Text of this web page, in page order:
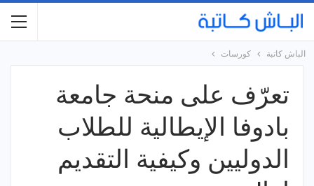
الباش كاتبة كورسات
تعرّف على منحة جامعة
بادوفا الإيطالية للطلاب
الدوليين وكيفية التقديم